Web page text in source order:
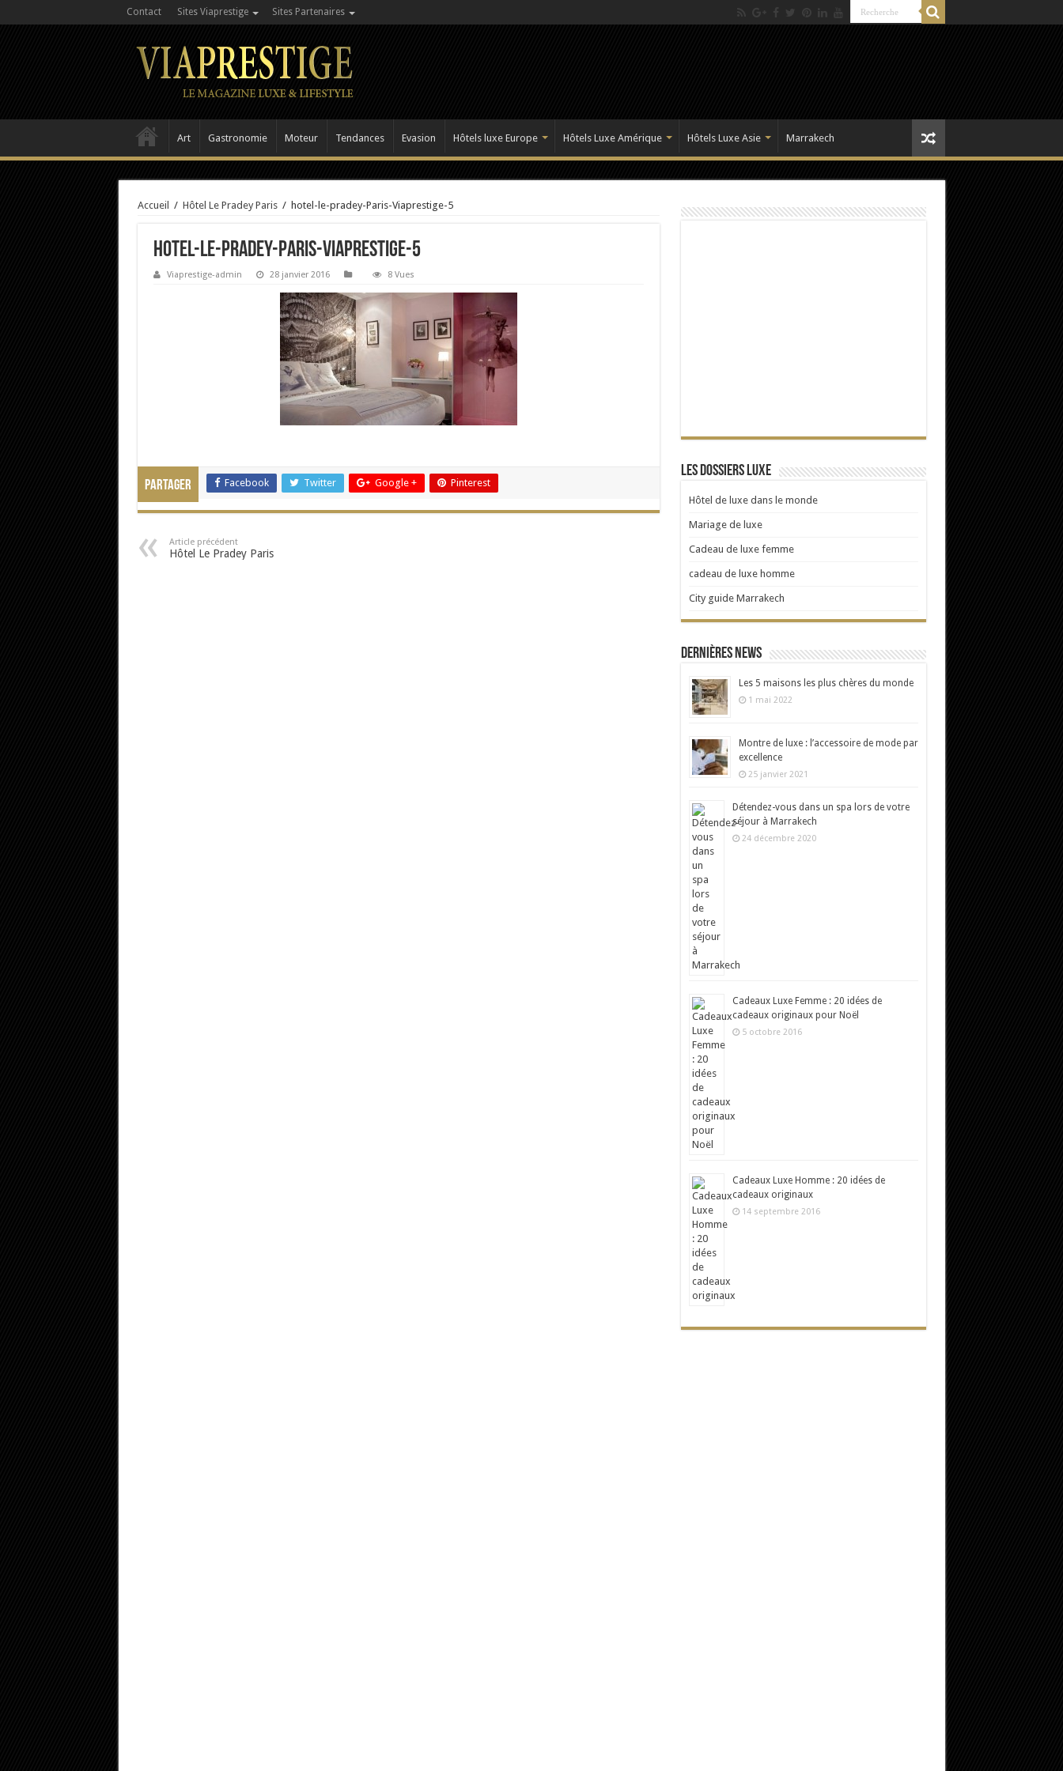
Contact Sites Viaprestige Sites Partenaires
Art Gastronomie Moteur Tendances Evasion Hôtels luxe Europe Hôtels Luxe Amérique Hôtels Luxe Asie Marrakech
Accueil / Hôtel Le Pradey Paris / hotel-le-pradey-Paris-Viaprestige-5
hotel-le-pradey-Paris-Viaprestige-5
Viaprestige-admin 28 janvier 2016 8 Vues
Partager Facebook Twitter Google + Pinterest
Article précédent
Hôtel Le Pradey Paris
Les dossiers Luxe
Hôtel de luxe dans le monde
Mariage de luxe
Cadeau de luxe femme
cadeau de luxe homme
City guide Marrakech
Dernières news
Les 5 maisons les plus chères du monde
1 mai 2022
Montre de luxe : l’accessoire de mode par
excellence
25 janvier 2021
Détendez-vous dans un spa lors de votre
séjour à Marrakech
24 décembre 2020
Cadeaux Luxe Femme : 20 idées de
cadeaux originaux pour Noël
5 octobre 2016
Cadeaux Luxe Homme : 20 idées de
cadeaux originaux
14 septembre 2016